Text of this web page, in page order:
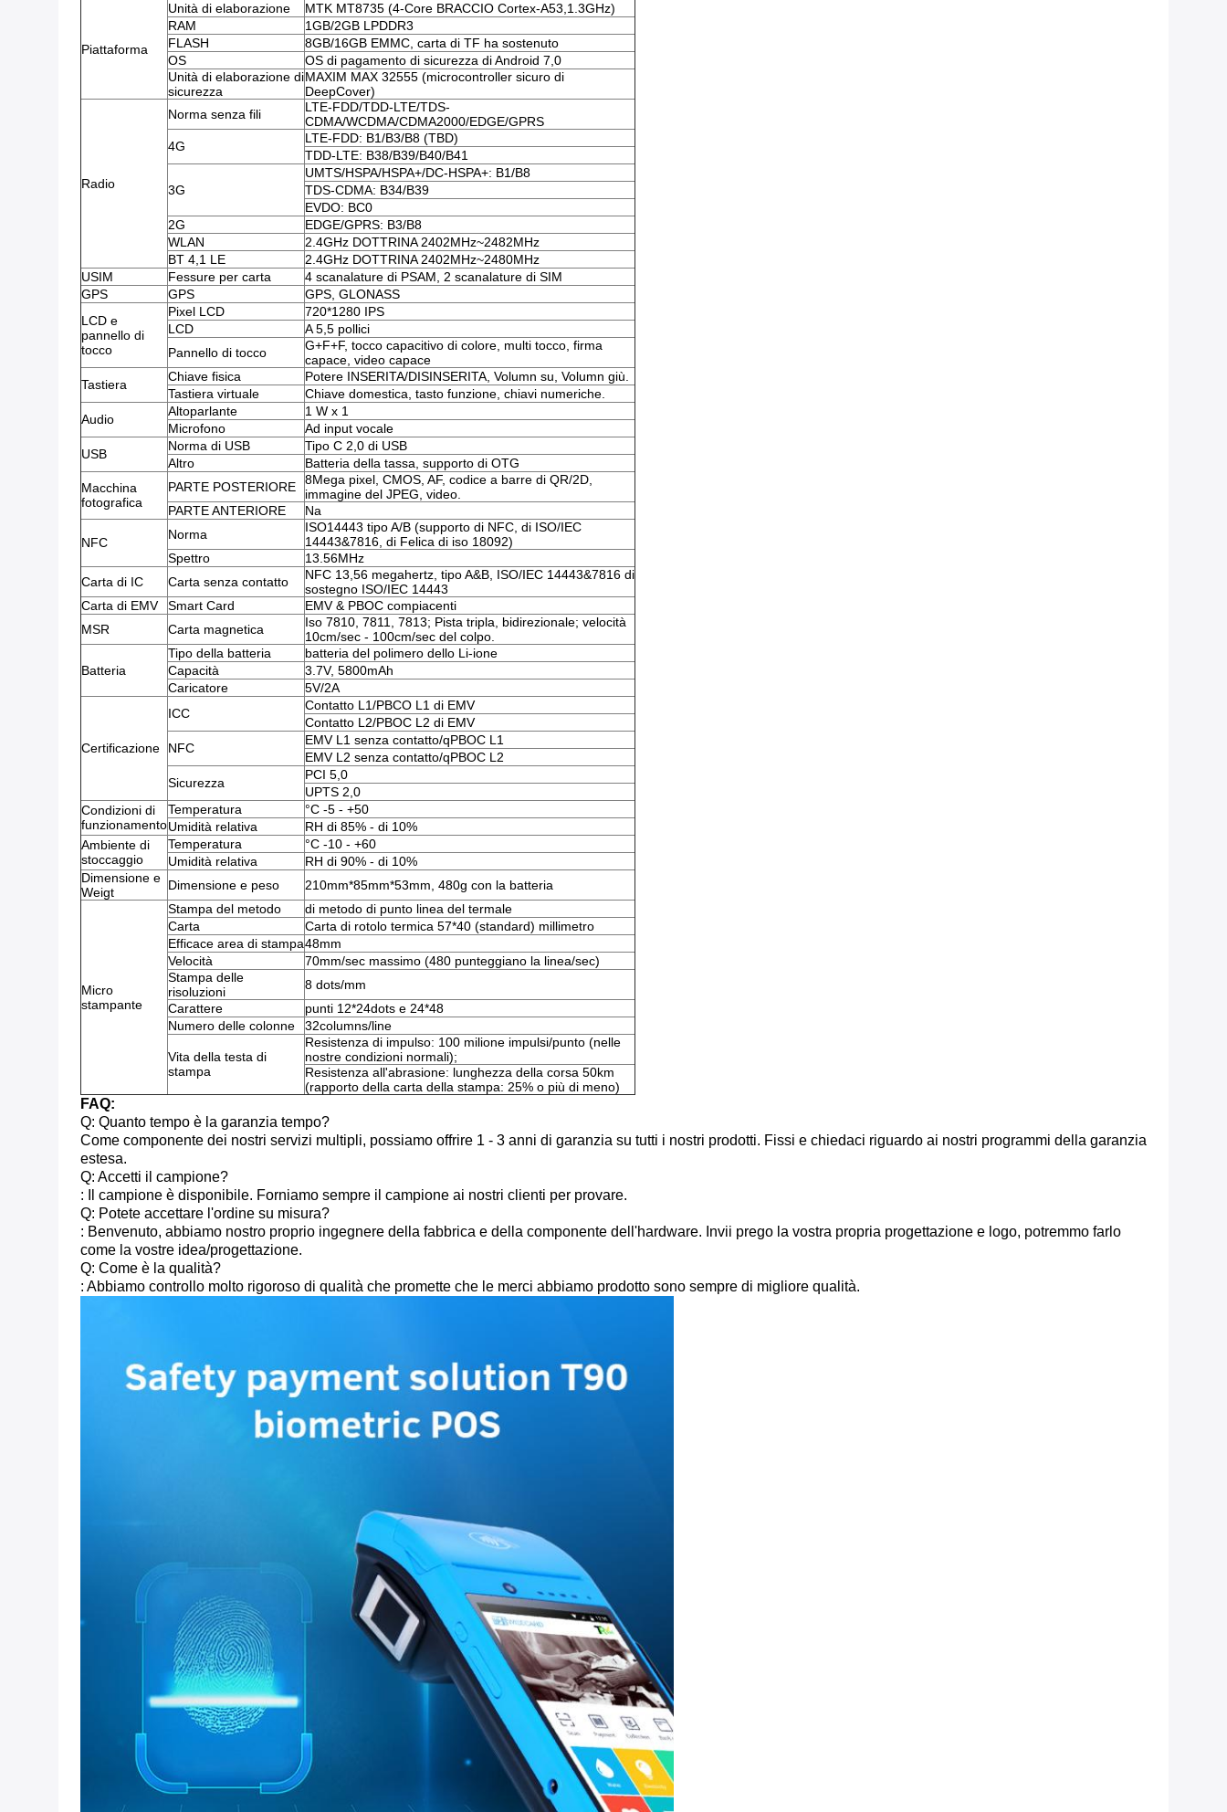
Piattaforma
Unità di elaborazione
MTK MT8735 (4-Core BRACCIO Cortex-A53,1.3GHz)
RAM
1GB/2GB LPDDR3
FLASH
8GB/16GB EMMC, carta di TF ha sostenuto
OS
OS di pagamento di sicurezza di Android 7,0
Unità di elaborazione di
sicurezza
MAXIM MAX 32555 (microcontroller sicuro di
DeepCover)
Radio
Norma senza fili
LTE-FDD/TDD-LTE/TDS-
CDMA/WCDMA/CDMA2000/EDGE/GPRS
4G
LTE-FDD: B1/B3/B8 (TBD)
TDD-LTE: B38/B39/B40/B41
3G
UMTS/HSPA/HSPA+/DC-HSPA+: B1/B8
TDS-CDMA: B34/B39
EVDO: BC0
2G
EDGE/GPRS: B3/B8
WLAN
2.4GHz DOTTRINA 2402MHz~2482MHz
BT 4,1 LE
2.4GHz DOTTRINA 2402MHz~2480MHz
USIM
Fessure per carta
4 scanalature di PSAM, 2 scanalature di SIM
GPS
GPS
GPS, GLONASS
LCD e
pannello di
tocco
Pixel LCD
720*1280 IPS
LCD
A 5,5 pollici
Pannello di tocco
G+F+F, tocco capacitivo di colore, multi tocco, firma
capace, video capace
Tastiera
Chiave fisica
Potere INSERITA/DISINSERITA, Volumn su, Volumn giù.
Tastiera virtuale
Chiave domestica, tasto funzione, chiavi numeriche.
Audio
Altoparlante
1 W x 1
Microfono
Ad input vocale
USB
Norma di USB
Tipo C 2,0 di USB
Altro
Batteria della tassa, supporto di OTG
Macchina
fotografica
PARTE POSTERIORE
8Mega pixel, CMOS, AF, codice a barre di QR/2D,
immagine del JPEG, video.
PARTE ANTERIORE
Na
NFC
Norma
ISO14443 tipo A/B (supporto di NFC, di ISO/IEC
14443&7816, di Felica di iso 18092)
Spettro
13.56MHz
Carta di IC
Carta senza contatto
NFC 13,56 megahertz, tipo A&B, ISO/IEC 14443&7816 di
sostegno ISO/IEC 14443
Carta di EMV
Smart Card
EMV & PBOC compiacenti
MSR
Carta magnetica
Iso 7810, 7811, 7813; Pista tripla, bidirezionale; velocità
10cm/sec - 100cm/sec del colpo.
Batteria
Tipo della batteria
batteria del polimero dello Li-ione
Capacità
3.7V, 5800mAh
Caricatore
5V/2A
Certificazione
ICC
Contatto L1/PBCO L1 di EMV
Contatto L2/PBOC L2 di EMV
NFC
EMV L1 senza contatto/qPBOC L1
EMV L2 senza contatto/qPBOC L2
Sicurezza
PCI 5,0
UPTS 2,0
Condizioni di
funzionamento
Temperatura
°C -5 - +50
Umidità relativa
RH di 85% - di 10%
Ambiente di
stoccaggio
Temperatura
°C -10 - +60
Umidità relativa
RH di 90% - di 10%
Dimensione e
Weigt
Dimensione e peso 210mm*85mm*53mm, 480g con la batteria
Micro
stampante
Stampa del metodo
di metodo di punto linea del termale
Carta
Carta di rotolo termica 57*40 (standard) millimetro
Efficace area di stampa48mm
Velocità
70mm/sec massimo (480 punteggiano la linea/sec)
Stampa delle
risoluzioni
8 dots/mm
Carattere
punti 12*24dots e 24*48
Numero delle colonne
32columns/line
Vita della testa di
stampa
Resistenza di impulso: 100 milione impulsi/punto (nelle
nostre condizioni normali);
Resistenza all'abrasione: lunghezza della corsa 50km
(rapporto della carta della stampa: 25% o più di meno)
FAQ:
Q: Quanto tempo è la garanzia tempo?
Come componente dei nostri servizi multipli, possiamo offrire 1 - 3 anni di garanzia su tutti i nostri prodotti. Fissi e chiedaci riguardo ai nostri programmi della garanzia
estesa.
Q: Accetti il campione?
: Il campione è disponibile. Forniamo sempre il campione ai nostri clienti per provare.
Q: Potete accettare l'ordine su misura?
: Benvenuto, abbiamo nostro proprio ingegnere della fabbrica e della componente dell'hardware. Invii prego la vostra propria progettazione e logo, potremmo farlo
come la vostre idea/progettazione.
Q: Come è la qualità?
: Abbiamo controllo molto rigoroso di qualità che promette che le merci abbiamo prodotto sono sempre di migliore qualità.